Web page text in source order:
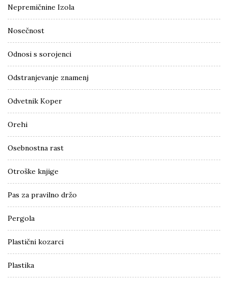
Nepremičnine Izola
Nosečnost
Odnosi s sorojenci
Odstranjevanje znamenj
Odvetnik Koper
Orehi
Osebnostna rast
Otroške knjige
Pas za pravilno držo
Pergola
Plastični kozarci
Plastika